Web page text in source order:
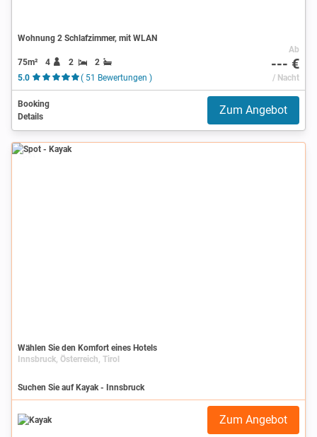
Wohnung 2 Schlafzimmer, mit WLAN
75m² 4 2
2
5.0
( 51 Bewertungen )
Ab
--- €
/ Nacht
Booking
Details
Zum Angebot
Spot
Wählen Sie den Komfort eines Hotels
Innsbruck, Österreich, Tirol
Suchen Sie auf Kayak - Innsbruck
Zum Angebot